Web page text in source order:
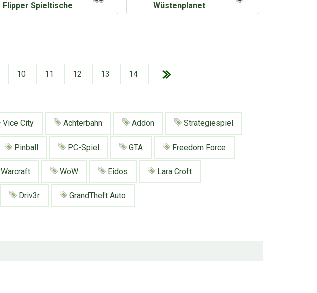
Flipper Spieltische
Wüstenplanet
10 11 12 13 14
Vice City Achterbahn Addon Strategiespiel
Pinball PC-Spiel GTA Freedom Force
Warcraft WoW Eidos Lara Croft
Driv3r GrandTheft Auto